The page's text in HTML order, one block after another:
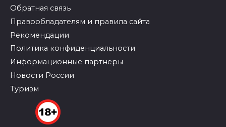
Обратная связь
Правообладателям и правила сайта
Рекомендации
Политика конфиденциальности
Информационные партнеры
Новости России
Туризм